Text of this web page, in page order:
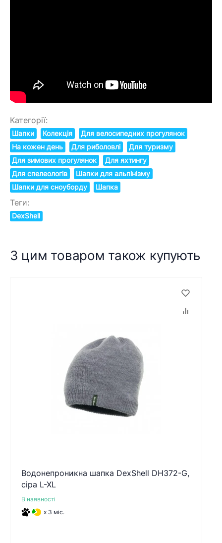
Категорії:
Шапки Колекція
Для велосипедних прогулянок
На кожен день
Для риболовлі
Для туризму
Для зимових прогулянок
Для яхтингу
Для спелеологів
Шапки для альпінізму
Шапки для сноуборду
Шапка
Теги:
DexShell
З цим товаром також купують
Водонепроникна шапка DexShell DH372-G,
сіра L-XL
В наявності
x 3 міс.